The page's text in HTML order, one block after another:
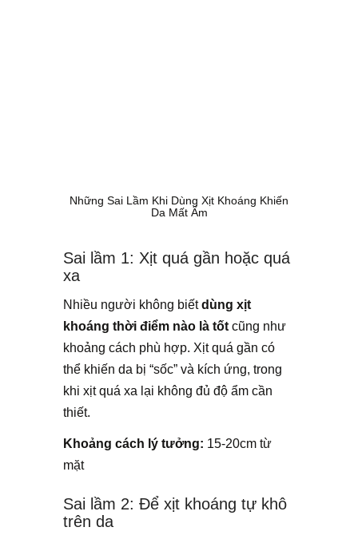
Những Sai Lầm Khi Dùng Xịt Khoáng Khiến
Da Mất Ẩm
Sai lầm 1: Xịt quá gần hoặc quá
xa
Nhiều người không biếtdùng xịt
khoáng thời điểm nào là tốtcũng như
khoảng cách phù hợp. Xịt quá gần có
thể khiến da bị “sốc” và kích ứng, trong
khi xịt quá xa lại không đủ độ ẩm cần
thiết.
Khoảng cách lý tưởng: 15-20cm từ
mặt
Sai lầm 2: Để xịt khoáng tự khô
trên da